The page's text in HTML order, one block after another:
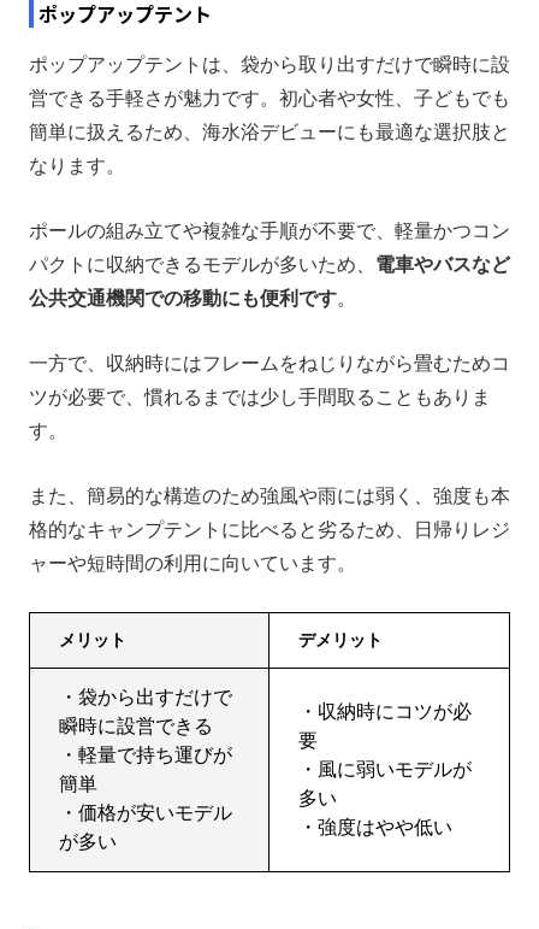
ポップアップテント
ポップアップテントは、袋から取り出すだけで瞬時に設
営できる手軽さが魅力です。初心者や女性、子どもでも
簡単に扱えるため、海水浴デビューにも最適な選択肢と
なります。
ポールの組み立てや複雑な手順が不要で、軽量かつコン
パクトに収納できるモデルが多いため、 電車やバスなど
公共交通機関での移動にも便利です。
一方で、収納時にはフレームをねじりながら畳むためコ
ツが必要で、慣れるまでは少し手間取ることもありま
す。
また、簡易的な構造のため強風や雨には弱く、強度も本
格的なキャンプテントに比べると劣るため、日帰りレジ
ャーや短時間の利用に向いています。
メリット デメリット
・袋から出すだけで
瞬時に設営できる
・軽量で持ち運びが
簡単
・価格が安いモデル
が多い
・収納時にコツが必
要
・風に弱いモデルが
多い
・強度はやや低い